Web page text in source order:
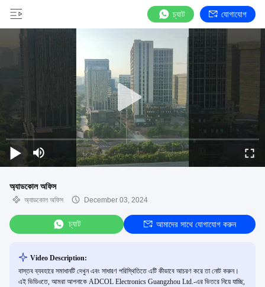
চ্যাট যোগাযোগ
অ্যাডকোল অফিস
অ্যাডকোল অফিস December 03, 2024
চ্যাট আমাদের সাথে যোগাযোগ করুন
Video Description:
বাস্তব ব্যবহারে সমাধানটি দেখুন এবং সাধারণ পরিস্থিতিতে এটি কীভাবে আচরণ করে তা নোট করুন।
এই ভিডিওতে, আমরা আপনাকে ADCOL Electronics Guangzhou Ltd.-এর ভিতরে নিয়ে যাচ্ছি,